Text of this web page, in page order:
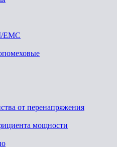
EMC
от перенапряжения
мощности